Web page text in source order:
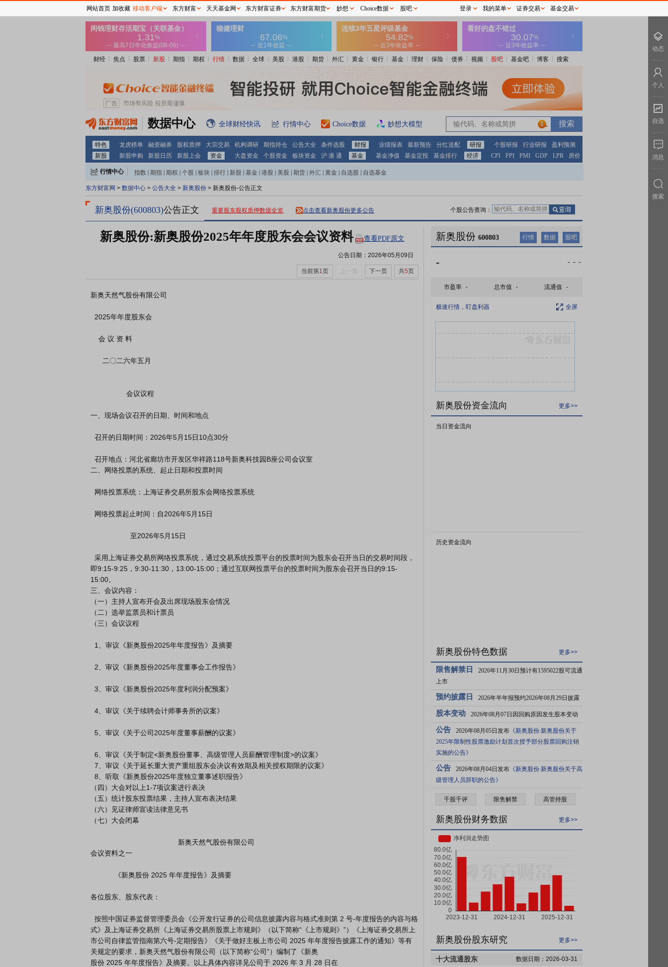
财经 焦点 股票 新股 期指 期权 行情 数据 全球 美股 港股 期货 外汇 黄金 银行 基金 理财 保险 债券 视频 股吧 基金吧 博客 搜索
数据中心 全球财经快讯 行情中心 Choice数据 妙想大模型 1
特色 龙虎榜单 融资融券 股权质押 大宗交易 机构调研 期指持仓 公告大全 条件选股 财报 业绩报表 最新预告 分红送配 研报 个股研报 行业研报
盈利预测
新股
新股申购 新股日历 新股上会 资金 大盘资金 个股资金 板块资金 沪 港 通 基金 基金净值 基金定投 基金排行 经济 CPI PPI PMI GDP LPR 房价
行情中心 指数 期指 期权 个股 板块 排行 新股 基金 港股 美股 期货 外汇 黄金 自选股 自选基金
东方财富网 > 数据中心 > 公告大全 > 新奥股份 > 新奥股份-公告正文
新奥股份(600803)公告正文 重要股东股权质押数据全览 点击查看新奥股份更多公告 个股公告查询：
新奥股份:新奥股份2025年年度股东会会议资料 查看PDF原文
公告日期： 2026年05月09日
当前第1页 上一页 下一页 共5页
新奥天然气股份有限公司
一、现场会议召开的日期、时间和地点
二、网络投票的系统、起止日期和投票时间
即9:15-9:25，9:30-11:30，13:00-15:00；通过互联网投票平台的投票时间为股东会召开当日的9:15-
15:00。
三、会议内容：
（一）主持人宣布开会及出席现场股东会情况
（二）选举监票员和计票员
（三）会议议程
（四）大会对以上1-7项议案进行表决
（五）统计股东投票结果，主持人宣布表决结果
（六）见证律师宣读法律意见书
（七）大会闭幕
会议资料之一
各位股东、股东代表：
式》及上海证券交易所《上海证券交易所股票上市规则》（以下简称“《上市规则》”）《上海证券交易所上
市公司自律监管指南第六号-定期报告》《关于做好主板上市公司 2025 年年度报告披露工作的通知》等有
关规定的要求，新奥天然气股份有限公司（以下简称“公司”）编制了《新奥
股份 2025 年年度报告》及摘要。以上具体内容详见公司于 2026 年 3 月 28 日在
新奥股份 600803 行情 数据 股吧
- - - -
市盈率 - 总市值 - 流通值 -
极速行情，盯盘利器 全屏
新奥股份资金流向 更多>>
当日资金流向
历史资金流向
新奥股份特色数据 更多>>
限售解禁日
2026年11月30日预计有1595022股可流通
上市
预约披露日 2026年半年报预约2026年08月29日披露
股本变动 2026年08月07日因回购原因发生股本变动
公告 2026年08月05日发布 《新奥股份:新奥股份关于
2025年限制性股票激励计划首次授予部分股票回购注销
实施的公告》
公告 2026年08月04日发布 《新奥股份:新奥股份关于高
级管理人员辞职的公告》
千股千评 限售解禁 高管持股
新奥股份财务数据 更多>>
新奥股份股东研究 更多>>
十大流通股东 数据日期：2026-03-31
网站首页 加收藏 移动客户端 东方财富 天天基金网 东方财富证券 东方财富期货 妙想 Choice数据 股吧 登录 我的菜单 证券交易 基金交易
动态
个人
自选
消息
搜索